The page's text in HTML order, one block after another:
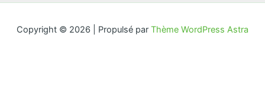
Copyright © 2026 | Propulsé par Thème WordPress Astra